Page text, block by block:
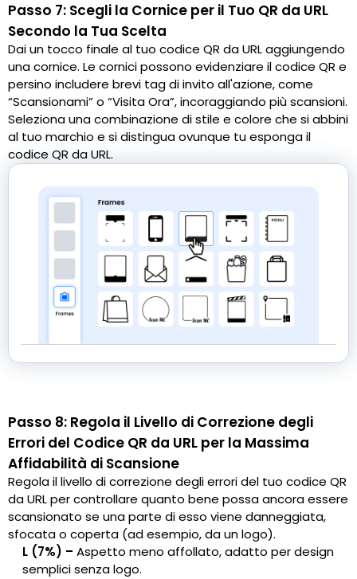
Passo 7: Scegli la Cornice per il Tuo QR da URL
Secondo la Tua Scelta
Dai un tocco finale al tuo codice QR da URL aggiungendo
una cornice. Le cornici possono evidenziare il codice QR e
persino includere brevi tag di invito all'azione, come
“Scansionami” o “Visita Ora”, incoraggiando più scansioni.
Seleziona una combinazione di stile e colore che si abbini
al tuo marchio e si distingua ovunque tu esponga il
codice QR da URL.
Passo 8: Regola il Livello di Correzione degli
Errori del Codice QR da URL per la Massima
Affidabilità di Scansione
Regola il livello di correzione degli errori del tuo codice QR
da URL per controllare quanto bene possa ancora essere
scansionato se una parte di esso viene danneggiata,
sfocata o coperta (ad esempio, da un logo).
L (7%) – Aspetto meno affollato, adatto per design
semplici senza logo.